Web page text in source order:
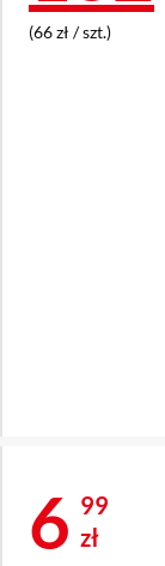
(66 zł / szt.)
6 99
zł